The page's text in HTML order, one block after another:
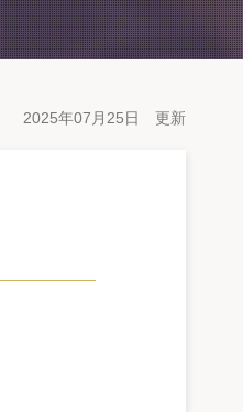
2025年07月25日 更新